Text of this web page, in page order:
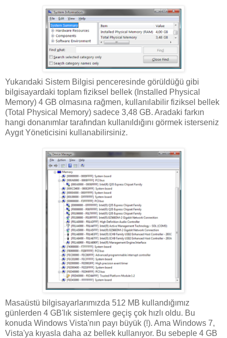
Yukarıdaki Sistem Bilgisi penceresinde görüldüğü gibi
bilgisayardaki toplam fiziksel bellek (Installed Physical
Memory) 4 GB olmasına rağmen, kullanılabilir fiziksel bellek
(Total Physical Memory) sadece 3,48 GB. Aradaki farkın
hangi donanımlar tarafından kullanıldığını görmek isterseniz
Aygıt Yöneticisini kullanabilirsiniz.
Masaüstü bilgisayarlarımızda 512 MB kullandığımız
günlerden 4 GB'lık sistemlere geçiş çok hızlı oldu. Bu
konuda Windows Vista'nın payı büyük (!). Ama Windows 7,
Vista'ya kıyasla daha az bellek kullanıyor. Bu sebeple 4 GB